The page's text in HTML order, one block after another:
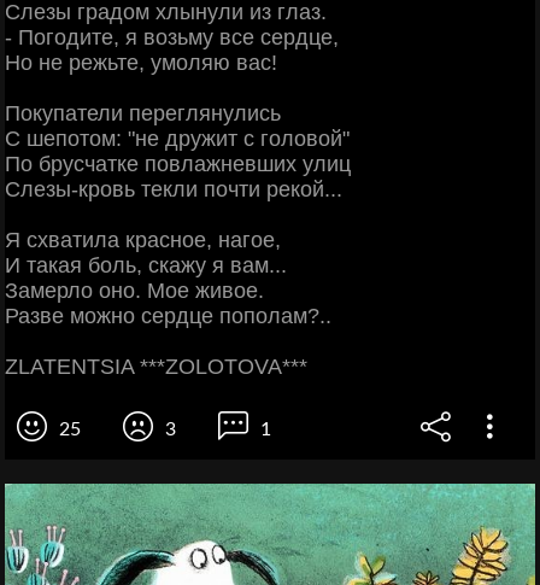
Слезы градом хлынули из глаз.
- Погодите, я возьму все сердце,
Но не режьте, умоляю вас!
Покупатели переглянулись
С шепотом: "не дружит с головой"
По брусчатке повлажневших улиц
Слезы-кровь текли почти рекой...
Я схватила красное, нагое,
И такая боль, скажу я вам...
Замерло оно. Мое живое.
Разве можно сердце пополам?..
ZLATENTSIA ***ZOLOTOVA***
25 3 1